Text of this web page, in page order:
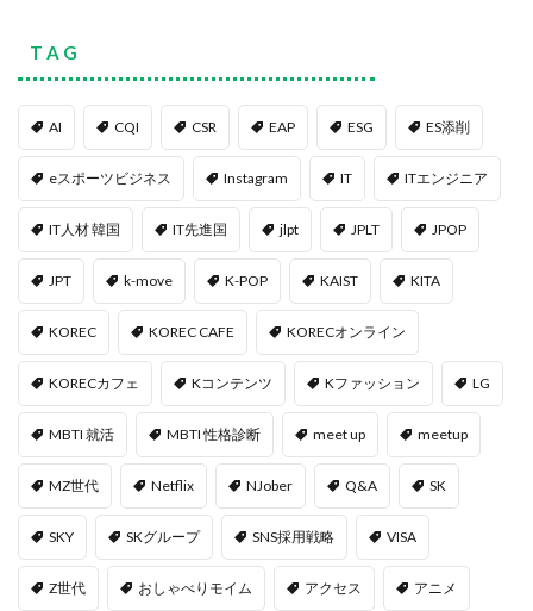
T A G
AI CQI CSR EAP ESG ES添削
eスポーツビジネス Instagram IT ITエンジニア
IT人材 韓国 IT先進国 jlpt JPLT JPOP
JPT k-move K-POP KAIST KITA
KOREC KOREC CAFE KORECオンライン
KORECカフェ Kコンテンツ Kファッション LG
MBTI 就活 MBTI 性格診断 meet up meetup
MZ世代 Netflix NJober Q&A SK
SKY SKグループ SNS採用戦略 VISA
Z世代 おしゃべりモイム アクセス アニメ